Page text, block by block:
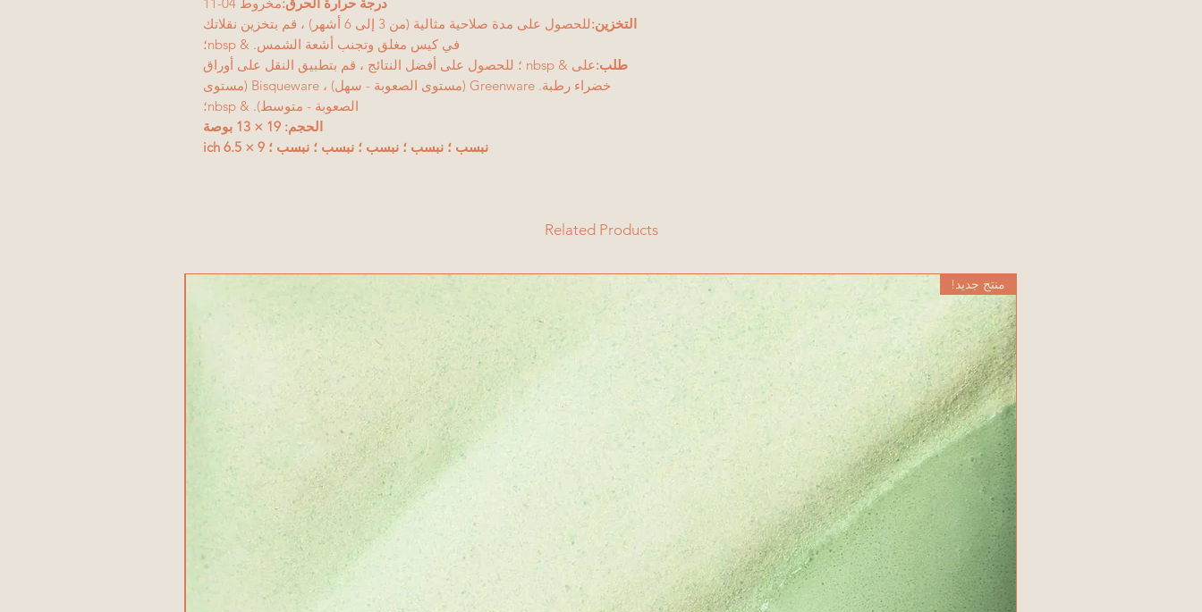
التخزين:
للحصول على مدة صلاحية مثالية (من 3 إلى 6 أشهر) ، قم بتخزين نقلاتك
في كيس مغلق وتجنب أشعة الشمس. & nbsp؛
طلب:
على & nbsp ؛ للحصول على أفضل النتائج ، قم بتطبيق النقل على أوراق
خضراء رطبة. Greenware (مستوى الصعوبة - سهل) ، Bisqueware (مستوى
الصعوبة - متوسط). & nbsp؛
الحجم: 19 × 13 بوصة
نبسب ؛ نبسب ؛ نبسب ؛ نبسب ؛ نبسب ؛ 9 × 6.5 ich
Related Products
منتج جديد!